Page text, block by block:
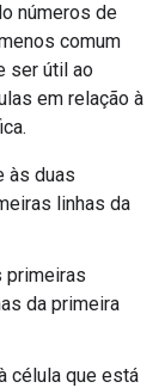
números de
comum
ser útil ao
em relação à
às duas
linhas da
primeiras
da primeira
célula que está